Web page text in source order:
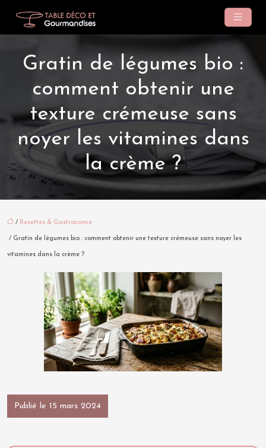
Gratin de légumes bio :
comment obtenir une
texture crémeuse sans
noyer les vitamines dans
la crème ?
/ Recettes & Gastronomie
/ Gratin de légumes bio : comment obtenir une texture crémeuse sans noyer les
vitamines dans la crème ?
Publié le 15 mars 2024